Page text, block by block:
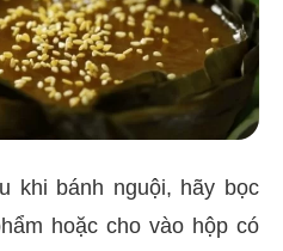
khi bánh nguội, hãy bọc
hoặc cho vào hộp có